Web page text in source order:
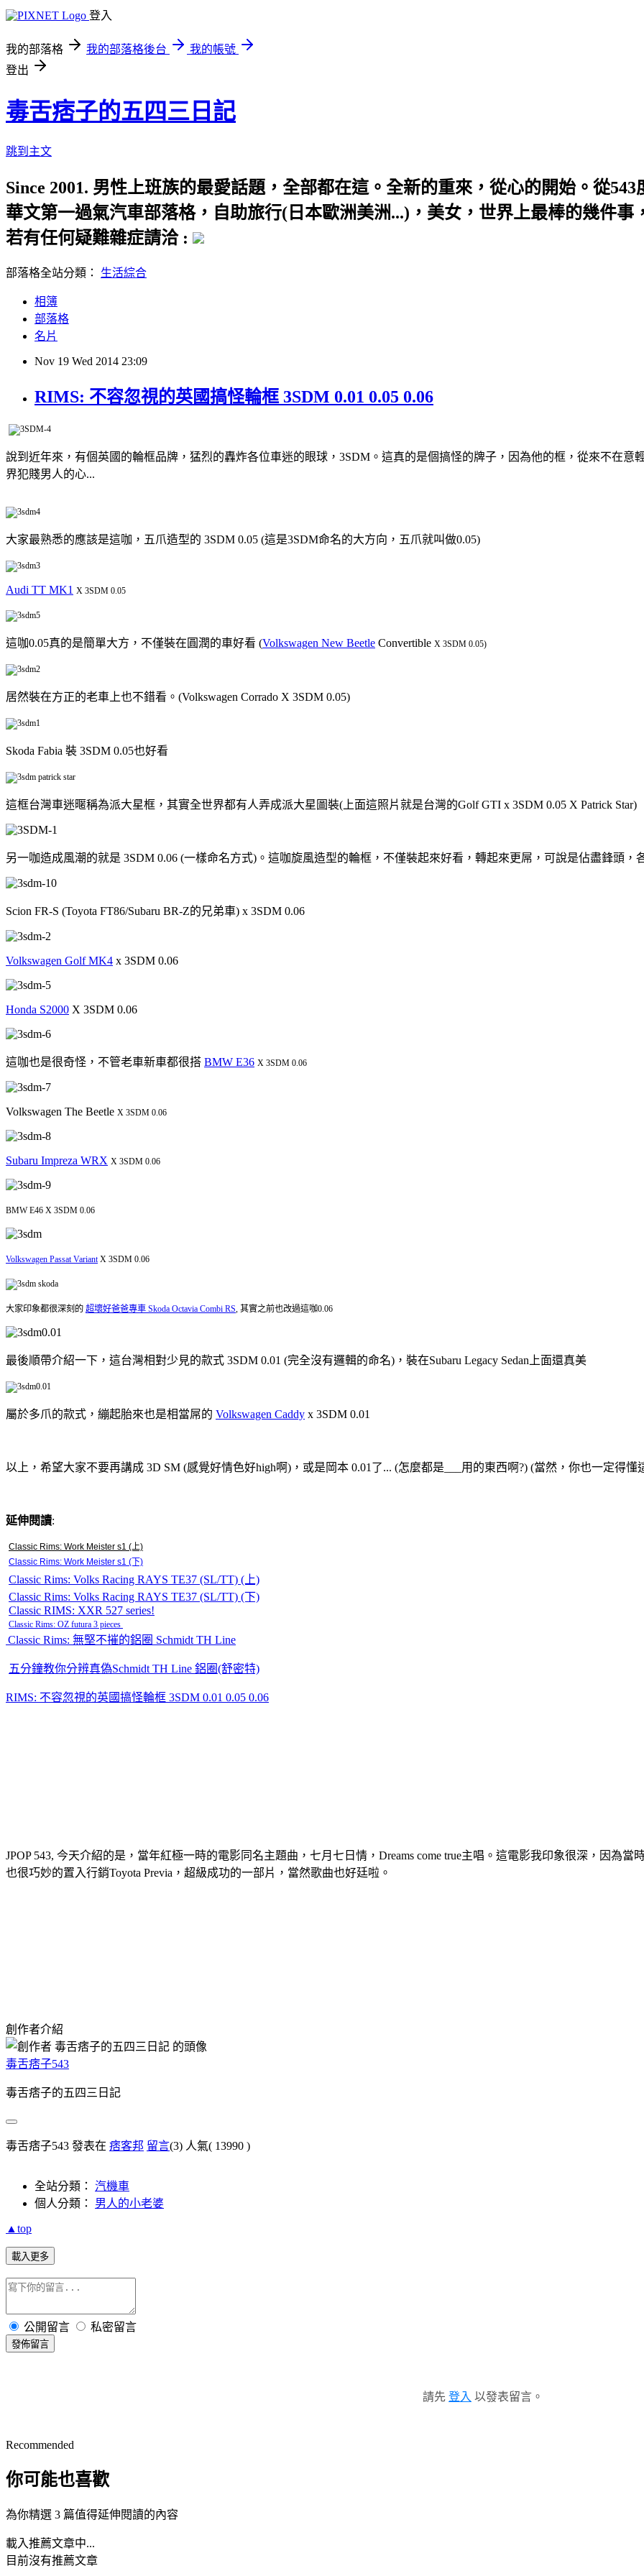
登入
我的部落格 我的部落格後台
我的帳號
登出
毒舌痞子的五四三日記
跳到主文
Since 2001. 男性上班族的最愛話題，全部都在這。全新的重來，從心的開始。從543
華文第一過氣汽車部落格，自助旅行(日本歐洲美洲...)，美女，世界上最棒的幾件事
若有任何疑難雜症請洽 :
部落格全站分類： 生活綜合
相簿
部落格
名片
Nov 19 Wed 2014 23:09
RIMS: 不容忽視的英國搞怪輪框 3SDM 0.01 0.05 0.06
說到近年來，有個英國的輪框品牌，猛烈的轟炸各位車迷的眼球，3SDM。這真的是個搞怪的牌子，因為他的框，從來不在
界犯賤男人的心...
大家最熟悉的應該是這咖，五爪造型的 3SDM 0.05 (這是3SDM命名的大方向，五爪就叫做0.05)
Audi TT MK1 X 3SDM 0.05
這咖0.05真的是簡單大方，不僅裝在圓潤的車好看 (Volkswagen New Beetle Convertible X 3SDM 0.05)
居然裝在方正的老車上也不錯看。(Volkswagen Corrado X 3SDM 0.05)
Skoda Fabia 裝 3SDM 0.05也好看
這框台灣車迷暱稱為派大星框，其實全世界都有人弄成派大星圖裝(上面這照片就是台灣的Golf GTI x 3SDM 0.05 X Patrick Star)
另一咖造成風潮的就是 3SDM 0.06 (一樣命名方式)。這咖旋風造型的輪框，不僅裝起來好看，轉起來更屌，可說是佔盡鋒頭，
Scion FR-S (Toyota FT86/Subaru BR-Z的兄弟車) x 3SDM 0.06
Volkswagen Golf MK4 x 3SDM 0.06
Honda S2000 X 3SDM 0.06
這咖也是很奇怪，不管老車新車都很搭 BMW E36 X 3SDM 0.06
Volkswagen The Beetle X 3SDM 0.06
Subaru Impreza WRX X 3SDM 0.06
BMW E46 X 3SDM 0.06
Volkswagen Passat Variant X 3SDM 0.06
大家印象都很深刻的 超壞好爸爸專車 Skoda Octavia Combi RS , 其實之前也改過這咖0.06
最後順帶介紹一下，這台灣相對少見的款式 3SDM 0.01 (完全沒有邏輯的命名)，裝在Subaru Legacy Sedan上面還真美
屬於多爪的款式，繃起胎來也是相當屌的 Volkswagen Caddy x 3SDM 0.01
以上，希望大家不要再講成 3D SM (感覺好情色好high啊)，或是岡本 0.01了... (怎麼都是___用的東西啊?) (當然，你也一定得懂
延伸閱讀:
Classic Rims: Work Meister s1 (上)
Classic Rims: Work Meister s1 (下)
Classic Rims: Volks Racing RAYS TE37 (SL/TT) (上)
Classic Rims: Volks Racing RAYS TE37 (SL/TT) (下)
Classic RIMS: XXR 527 series!
Classic Rims: OZ futura 3 pieces
Classic Rims: 無堅不摧的鋁圈 Schmidt TH Line
五分鐘教你分辨真偽Schmidt TH Line 鋁圈(舒密特)
RIMS: 不容忽視的英國搞怪輪框 3SDM 0.01 0.05 0.06
JPOP 543, 今天介紹的是，當年紅極一時的電影同名主題曲，七月七日情，Dreams come true主唱。這電影我印象很深，因為
也很巧妙的置入行銷Toyota Previa，超級成功的一部片，當然歌曲也好廷啦。
創作者介紹
毒舌痞子543
毒舌痞子的五四三日記
毒舌痞子543 發表在 痞客邦 留言(3) 人氣( 13990 )
全站分類： 汽機車
個人分類： 男人的小老婆
▲top
載入更多
公開留言 私密留言
發佈留言
請先 登入 以發表留言。
Recommended
你可能也喜歡
為你精選 3 篇值得延伸閱讀的內容
載入推薦文章中...
目前沒有推薦文章